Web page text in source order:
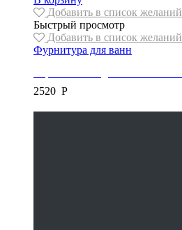
Добавить в список желаний
Быстрый просмотр
Добавить в список желаний
Фурнитура для ванн
2520 Р